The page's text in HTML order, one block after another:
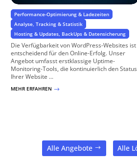
Performance-Optimierung & Ladezeiten
Analyse, Tracking & Statistik
Hosting & Updates, BackUps & Datensicherung
Die Verfügbarkeit von WordPress-Websites ist
entscheidend für den Online-Erfolg. Unser
Angebot umfasst erstklassige Uptime-
Monitoring-Tools, die kontinuierlich den Status
Ihrer Website ...
MEHR ERFAHREN $
Alle Angebote Alle